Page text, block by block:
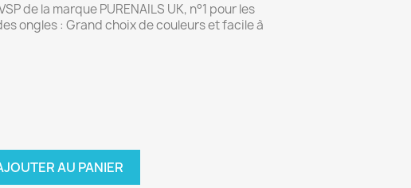
de la marque PURENAILS UK, n°1 pour les
ongles : Grand choix de couleurs et facile à
AU PANIER